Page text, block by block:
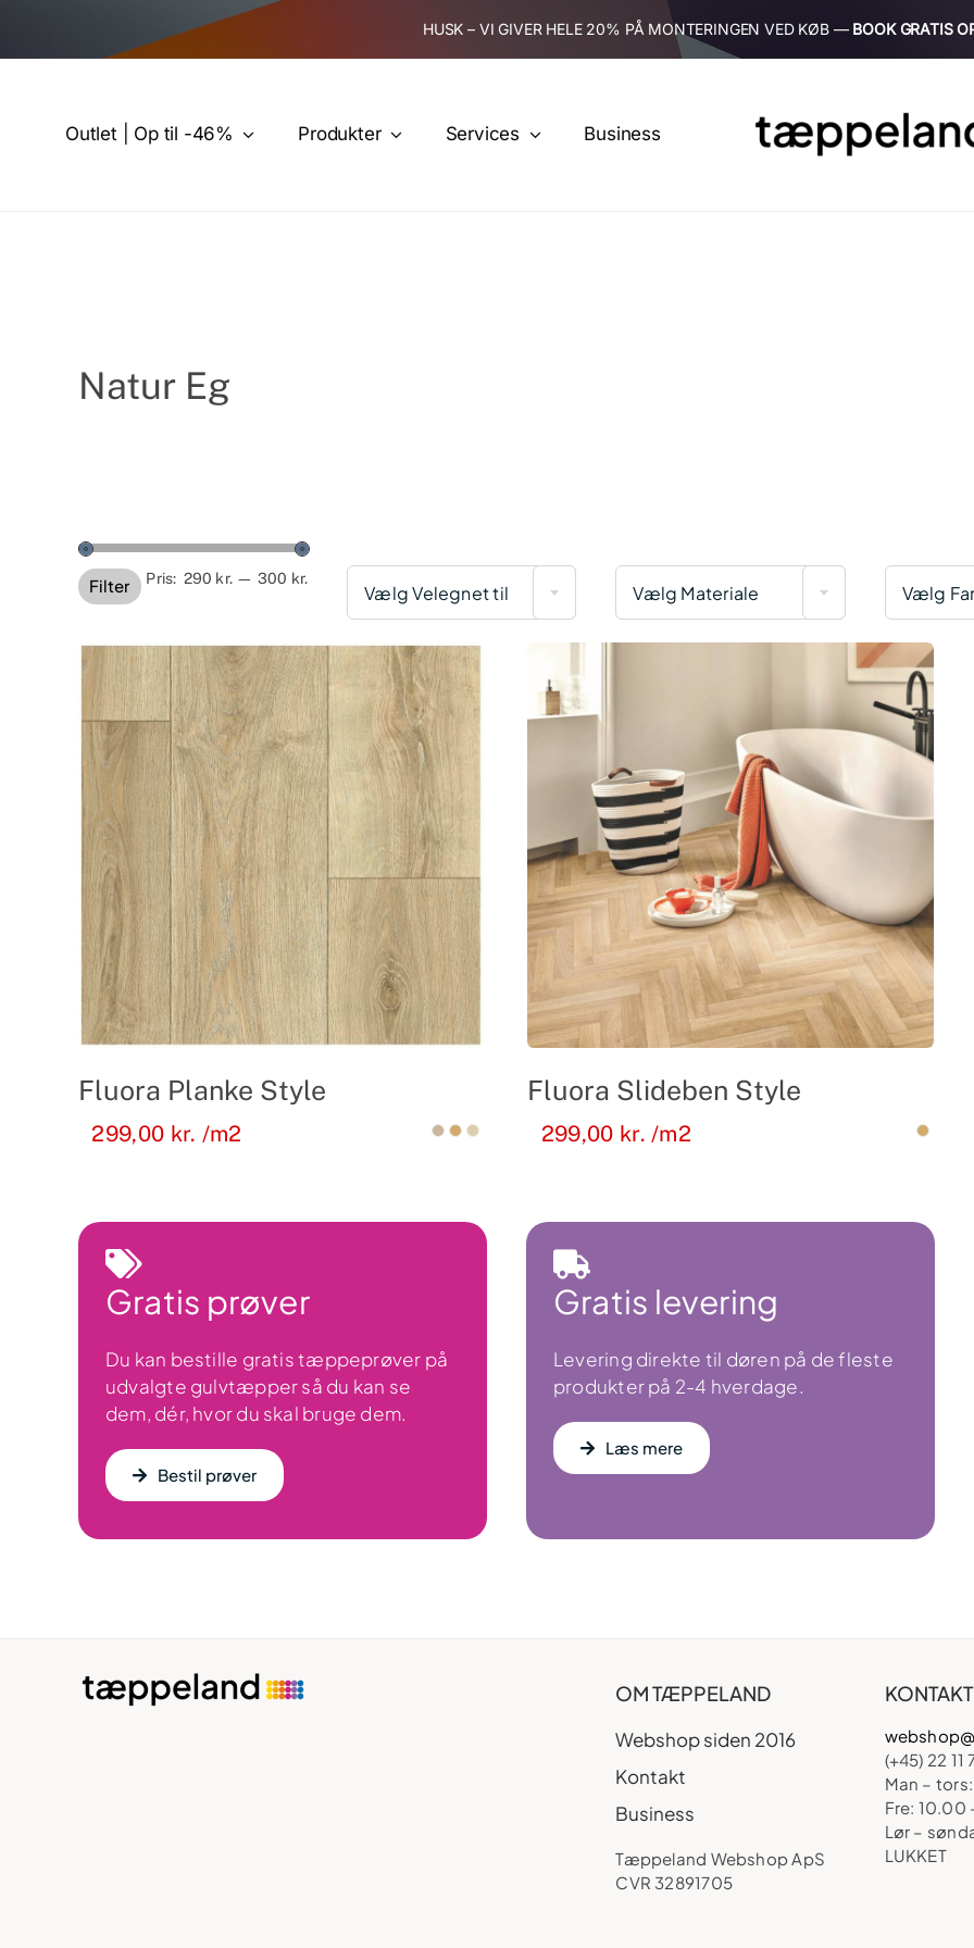
content
HUSK – VI GIVER HELE 20% PÅ MONTERINGEN VED KØB — BOOK GRATIS
Outlet | Op til -46% Produkter Services
Business
Natur Eg
Mindste
Højeste
Filter Pris: 290 kr. — 300 kr.
Vælg Velegnet til Vælg Materiale
Fluora Planke Style
299,00 kr. /m2
Fluora Slideben Style
299,00 kr. /m2
Gratis prøver
Du kan bestille gratis tæppeprøver på
udvalgte gulvtæpper så du kan se
dem, dér, hvor du skal bruge dem.
Bestil prøver
Gratis levering
Levering direkte til døren på de fleste
produkter på 2-4 hverdage.
Læs mere
OM TÆPPELAND
Webshop siden 2016
Kontakt
Business
Tæppeland Webshop ApS
CVR 32891705
(+45) 22 11
Man –
Fre: 10.00
Lør –
LUKKET